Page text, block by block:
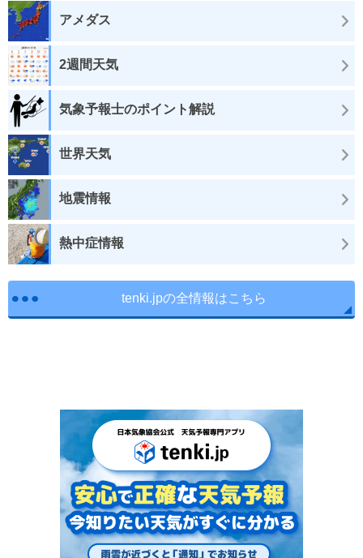
アメダス
2週間天気
気象予報士のポイント解説
世界天気
地震情報
熱中症情報
tenki.jpの全情報はこちら